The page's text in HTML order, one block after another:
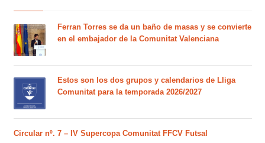
Ferran Torres se da un baño de masas y se convierte
en el embajador de la Comunitat Valenciana
Estos son los dos grupos y calendarios de Lliga
Comunitat para la temporada 2026/2027
Circular nº. 7 – IV Supercopa Comunitat FFCV Futsal